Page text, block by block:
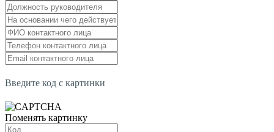
Введите код с картинки
Поменять картинку